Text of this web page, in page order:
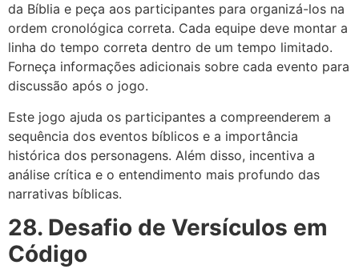
da Bíblia e peça aos participantes para organizá-los na
ordem cronológica correta. Cada equipe deve montar a
linha do tempo correta dentro de um tempo limitado.
Forneça informações adicionais sobre cada evento para
discussão após o jogo.
Este jogo ajuda os participantes a compreenderem a
sequência dos eventos bíblicos e a importância
histórica dos personagens. Além disso, incentiva a
análise crítica e o entendimento mais profundo das
narrativas bíblicas.
28. Desafio de Versículos em
Código